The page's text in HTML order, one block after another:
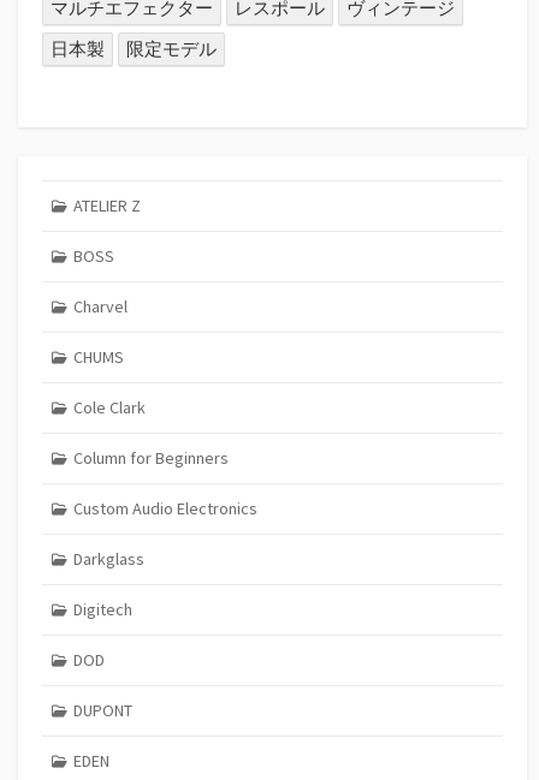
マルチエフェクター
レスポール
ヴィンテージ
日本製
限定モデル
ATELIER Z
BOSS
Charvel
CHUMS
Cole Clark
Column for Beginners
Custom Audio Electronics
Darkglass
Digitech
DOD
DUPONT
EDEN